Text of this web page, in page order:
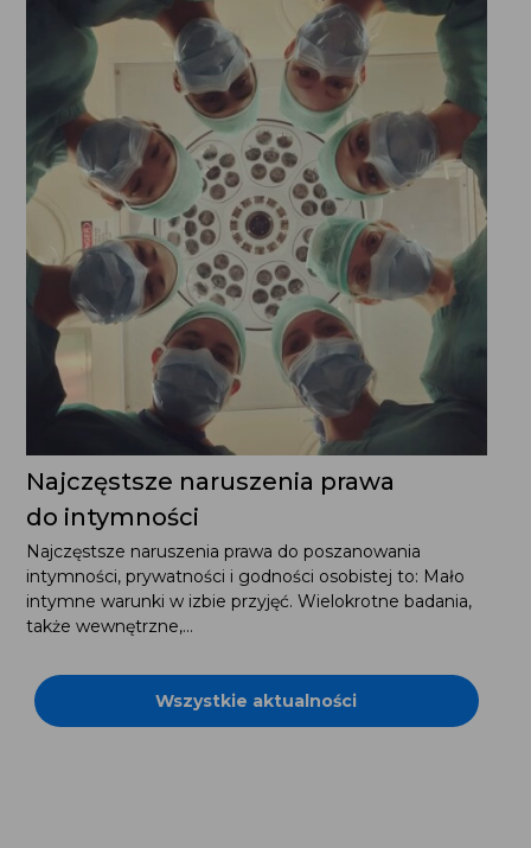
Najczęstsze naruszenia prawa
do intymności
Najczęstsze naruszenia prawa do poszanowania
intymności, prywatności i godności osobistej to: Mało
intymne warunki w izbie przyjęć. Wielokrotne badania,
także wewnętrzne,...
Wszystkie aktualności